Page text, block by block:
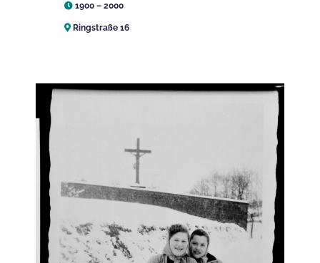
1900 – 2000
Ringstraße 16